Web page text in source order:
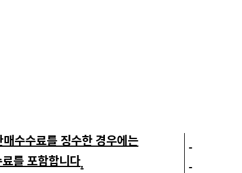
수수료를 징수한 경우에는
를 포함합니다.